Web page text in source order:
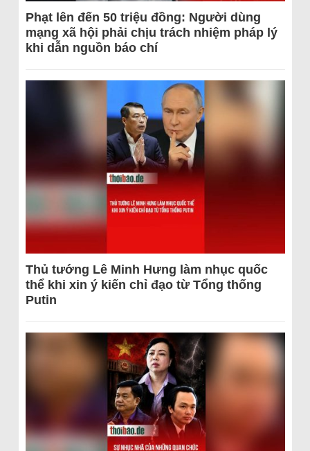
Phạt lên đến 50 triệu đồng: Người dùng
mạng xã hội phải chịu trách nhiệm pháp lý
khi dẫn nguồn báo chí
Thủ tướng Lê Minh Hưng làm nhục quốc
thể khi xin ý kiến chỉ đạo từ Tổng thống
Putin